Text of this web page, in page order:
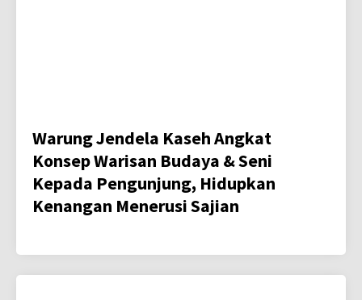
Warung Jendela Kaseh Angkat
Konsep Warisan Budaya & Seni
Kepada Pengunjung, Hidupkan
Kenangan Menerusi Sajian